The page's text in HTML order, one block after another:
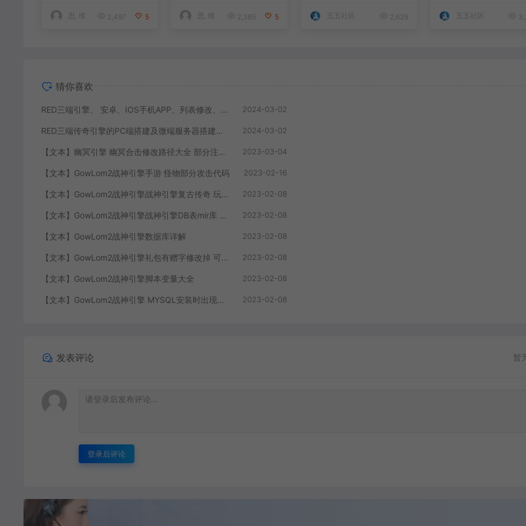
思, 维 2,497 5 思, 维 2,385 5 五五社区 2,629 五五社区
猜你喜欢
RED三端引擎、 安卓、IOS手机APP、列表修改、及微端的搭建方法-特约制作 2024-03-02
RED三端传奇引擎的PC端搭建及微端服务器搭建教程 2024-03-02
【文本】幽冥引擎 幽冥合击修改路径大全 部分注释介绍 2023-03-04
【文本】GowLom2战神引擎手游 怪物部分攻击代码 2023-02-16
【文本】GowLom2战神引擎战神引擎复古传奇 玩家属性 2023-02-08
【文本】GowLom2战神引擎战神引擎DB表mir库 详细介绍 2023-02-08
【文本】GowLom2战神引擎数据库详解 2023-02-08
【文本】GowLom2战神引擎礼包有赠字修改掉 可以丢弃 2023-02-08
【文本】GowLom2战神引擎脚本变量大全 2023-02-08
【文本】GowLom2战神引擎 MYSQL安装时出现问题（The service already exists） 2023-02-08
发表评论 暂
登录后评论